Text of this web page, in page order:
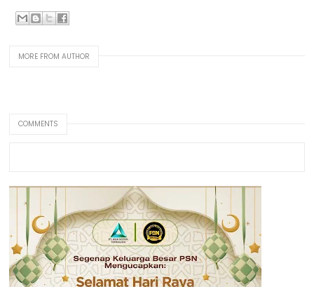
MORE FROM AUTHOR
COMMENTS